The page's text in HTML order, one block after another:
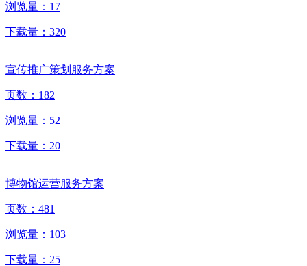
浏览量： 17
下载量： 320
宣传推广策划服务方案
页数： 182
浏览量： 52
下载量： 20
博物馆运营服务方案
页数： 481
浏览量： 103
下载量： 25